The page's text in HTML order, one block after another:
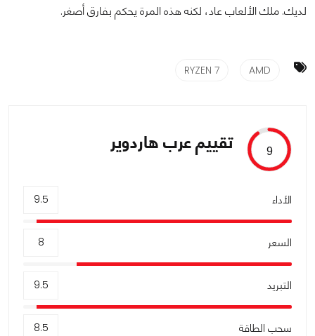
لديك. ملك الألعاب عاد، لكنه هذه المرة يحكم بفارق أصغر.
AMD
RYZEN 7
9 تقييم عرب هاردوير
الأداء 9.5
السعر 8
التبريد 9.5
سحب الطاقة 8.5